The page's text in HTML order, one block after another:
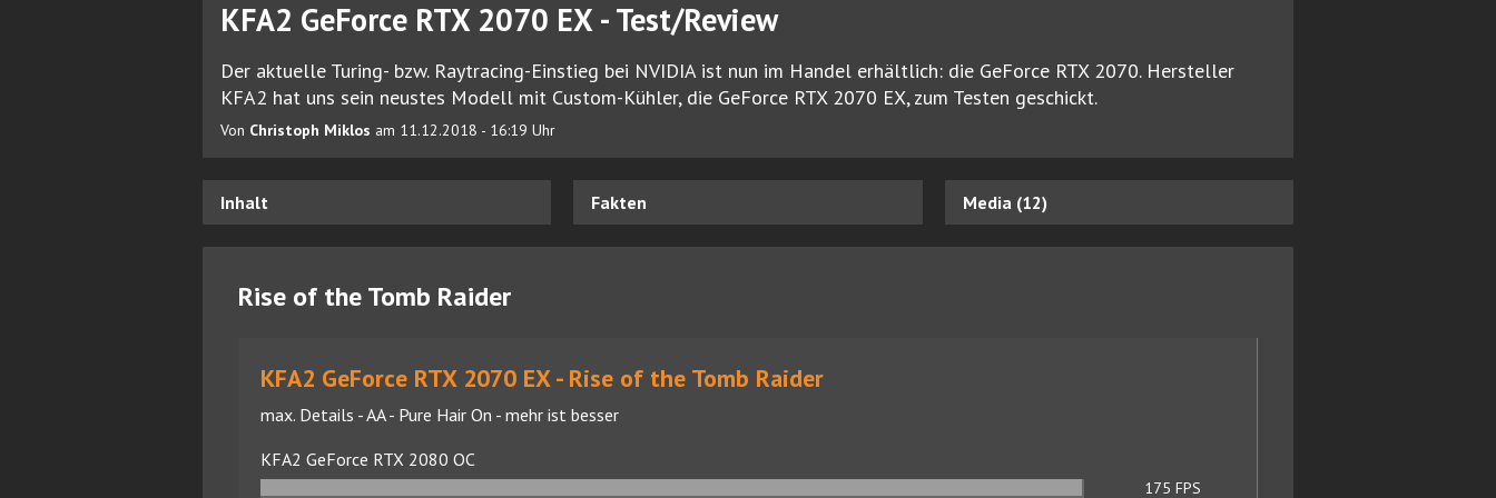
KFA2 GeForce RTX 2070 EX - Test/Review
Der aktuelle Turing- bzw. Raytracing-Einstieg bei NVIDIA ist nun im Handel erhältlich: die GeForce RTX 2070. Hersteller
KFA2 hat uns sein neustes Modell mit Custom-Kühler, die GeForce RTX 2070 EX, zum Testen geschickt.
Von Christoph Miklos am 11.12.2018 - 16:19 Uhr
Inhalt Fakten Media (12)
Rise of the Tomb Raider
KFA2 GeForce RTX 2070 EX - Rise of the Tomb Raider
max. Details - AA - Pure Hair On - mehr ist besser
KFA2 GeForce RTX 2080 OC
175 FPS